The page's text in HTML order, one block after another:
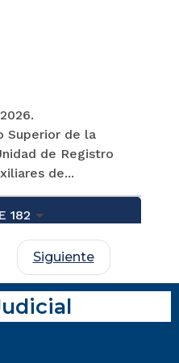
Superior de la
de Registro
de...
182
Siguiente